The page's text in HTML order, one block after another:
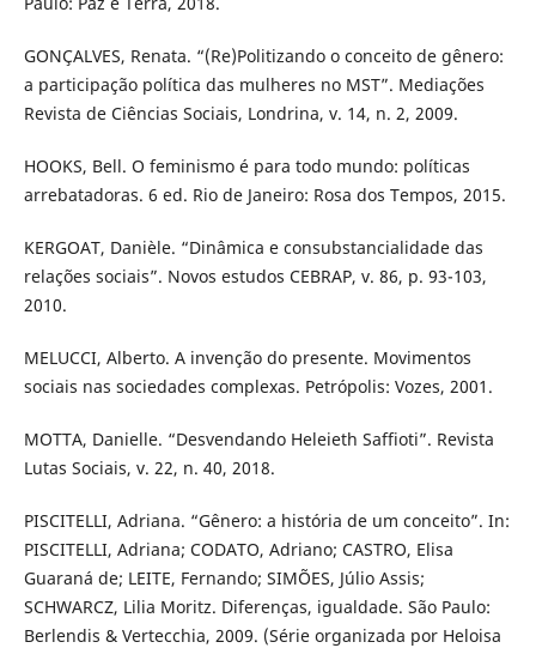
GONÇALVES, Renata. “(Re)Politizando o conceito de gênero:
a participação política das mulheres no MST”. Mediações
Revista de Ciências Sociais, Londrina, v. 14, n. 2, 2009.
HOOKS, Bell. O feminismo é para todo mundo: políticas
arrebatadoras. 6 ed. Rio de Janeiro: Rosa dos Tempos, 2015.
KERGOAT, Danièle. “Dinâmica e consubstancialidade das
relações sociais”. Novos estudos CEBRAP, v. 86, p. 93-103,
2010.
MELUCCI, Alberto. A invenção do presente. Movimentos
sociais nas sociedades complexas. Petrópolis: Vozes, 2001.
MOTTA, Danielle. “Desvendando Heleieth Saffioti”. Revista
Lutas Sociais, v. 22, n. 40, 2018.
PISCITELLI, Adriana. “Gênero: a história de um conceito”. In:
PISCITELLI, Adriana; CODATO, Adriano; CASTRO, Elisa
Guaraná de; LEITE, Fernando; SIMÕES, Júlio Assis;
SCHWARCZ, Lilia Moritz. Diferenças, igualdade. São Paulo:
Berlendis & Vertecchia, 2009. (Série organizada por Heloisa